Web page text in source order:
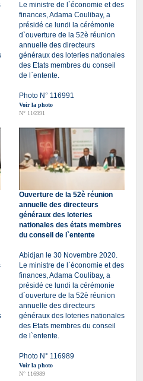
Le ministre de l`économie et des
finances, Adama Coulibay, a
présidé ce lundi la cérémonie
d`ouverture de la 52è réunion
annuelle des directeurs
généraux des loteries nationales
des Etats membres du conseil
de l`entente.
Photo N° 116991
Voir la photo
N° 116991
Ouverture de la 52è réunion
annuelle des directeurs
généraux des loteries
nationales des états membres
du conseil de l`entente
Abidjan le 30 Novembre 2020.
Le ministre de l`économie et des
finances, Adama Coulibay, a
présidé ce lundi la cérémonie
d`ouverture de la 52è réunion
annuelle des directeurs
généraux des loteries nationales
des Etats membres du conseil
de l`entente.
Photo N° 116989
Voir la photo
N° 116989